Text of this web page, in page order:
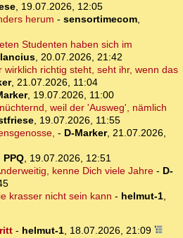
, 19.07.2026, 12:05
herum - sensortimecom,
Studenten haben sich im
, 20.07.2026, 21:42
wirklich richtig steht, seht ihr, wenn das
, 21.07.2026, 11:04
, 19.07.2026, 11:00
weil der 'Ausweg', nämlich
, 19.07.2026, 11:55
- D-Marker, 21.07.2026,
PPQ, 19.07.2026, 12:51
kenne Dich viele Jahre- D-
krasser nicht sein kann - helmut-1,
- helmut-1, 18.07.2026, 21:09